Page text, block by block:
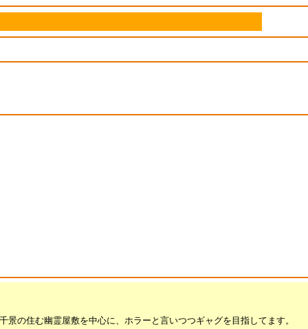
の住む幽霊屋敷を中心に、ホラーと言いつつギャグを目指してます。